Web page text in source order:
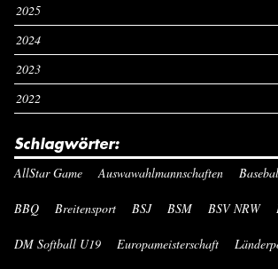
2025
2024
2023
2022
Schlagwörter:
AllStar Game Auswawahlmannschaften
BBQ Breitensport BSJ BSM BSV NRW
DM Softball U19 Europameisterschaft